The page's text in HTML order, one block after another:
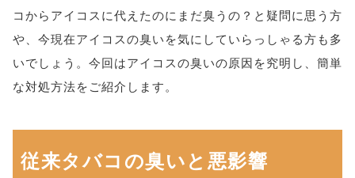
コからアイコスに代えたのにまだ臭うの？と疑問に思う方
や、今現在アイコスの臭いを気にしていらっしゃる方も多
いでしょう。今回はアイコスの臭いの原因を究明し、簡単
な対処方法をご紹介します。
従来タバコの臭いと悪影響